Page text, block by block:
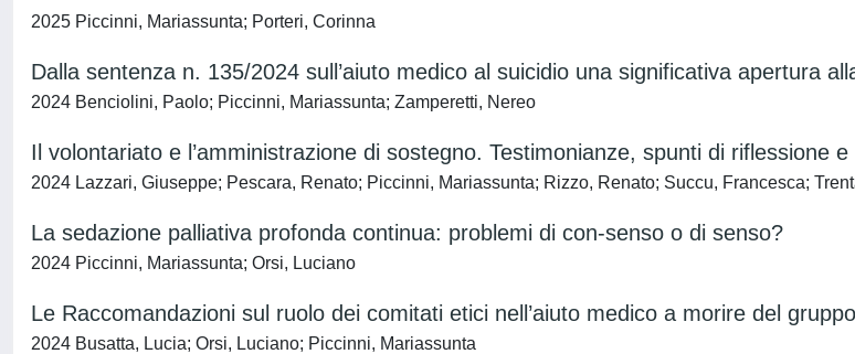
2025 Piccinni, Mariassunta; Porteri, Corinna
Dalla sentenza n. 135/2024 sull’aiuto medico al suicidio una significativa apertura
2024 Benciolini, Paolo; Piccinni, Mariassunta; Zamperetti, Nereo
Il volontariato e l’amministrazione di sostegno. Testimonianze, spunti di riflessione e
2024 Lazzari, Giuseppe; Pescara, Renato; Piccinni, Mariassunta; Rizzo, Renato; Succu, Francesca;
La sedazione palliativa profonda continua: problemi di con-senso o di senso?
2024 Piccinni, Mariassunta; Orsi, Luciano
Le Raccomandazioni sul ruolo dei comitati etici nell’aiuto medico a morire del
2024 Busatta, Lucia; Orsi, Luciano; Piccinni, Mariassunta